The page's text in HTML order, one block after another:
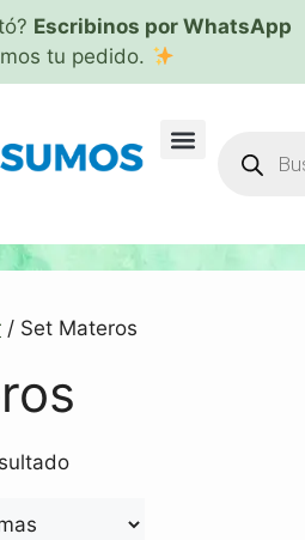
Escribinos por WhatsApp
tu pedido.
/ Set Materos